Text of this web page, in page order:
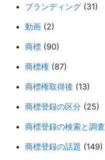
ブランディング (31)
動画 (2)
商標 (90)
商標権 (87)
商標権取得後 (13)
商標登録の区分 (25)
商標登録の検索と調査
商標登録の話題 (149)